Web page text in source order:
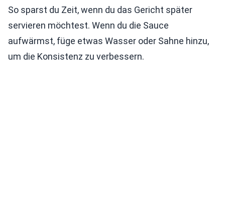
So sparst du Zeit, wenn du das Gericht später
servieren möchtest. Wenn du die Sauce
aufwärmst, füge etwas Wasser oder Sahne hinzu,
um die Konsistenz zu verbessern.